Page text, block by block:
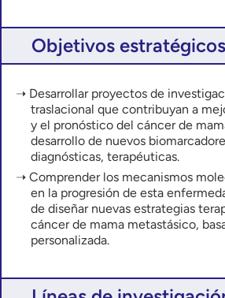
Objetivos estratégicos
Desarrollarproyectos de
traslacional que contribuyan a
y el pronósticodel cáncer de
desarrollo de nuevos
diagnósticas, terapéuticas.
Comprender los mecanismos
en la progresión de esta
de diseñar nuevas estrategias
cáncer de mama metastásico,
personalizada.